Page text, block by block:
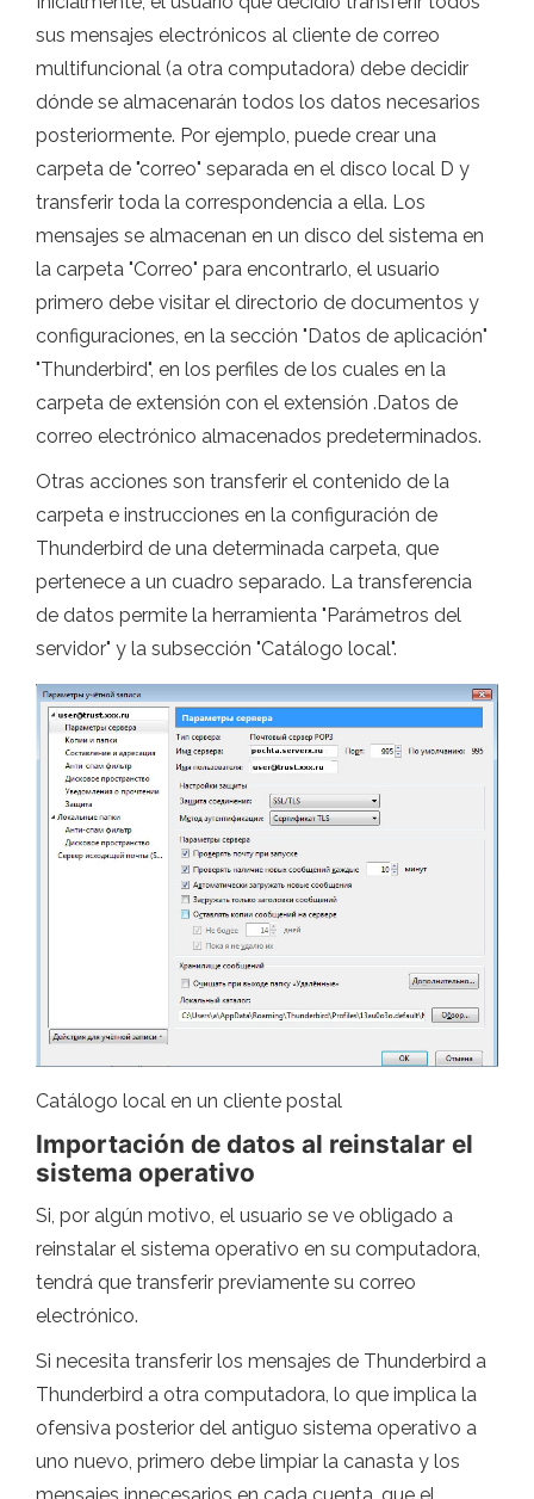
sus mensajes electrónicos al cliente de correo
multifuncional (a otra computadora) debe decidir
dónde se almacenarán todos los datos necesarios
posteriormente. Por ejemplo, puede crear una
carpeta de "correo" separada en el disco local D y
transferir toda la correspondencia a ella. Los
mensajes se almacenan en un disco del sistema en
la carpeta "Correo" para encontrarlo, el usuario
primero debe visitar el directorio de documentos y
configuraciones, en la sección "Datos de aplicación"
"Thunderbird", en los perfiles de los cuales en la
carpeta de extensión con el extensión .Datos de
correo electrónico almacenados predeterminados.
Otras acciones son transferir el contenido de la
carpeta e instrucciones en la configuración de
Thunderbird de una determinada carpeta, que
pertenece a un cuadro separado. La transferencia
de datos permite la herramienta "Parámetros del
servidor" y la subsección "Catálogo local".
Catálogo local en un cliente postal
Importación de datos al reinstalar el
sistema operativo
Si, por algún motivo, el usuario se ve obligado a
reinstalar el sistema operativo en su computadora,
tendrá que transferir previamente su correo
electrónico.
Si necesita transferir los mensajes de Thunderbird a
Thunderbird a otra computadora, lo que implica la
ofensiva posterior del antiguo sistema operativo a
uno nuevo, primero debe limpiar la canasta y los